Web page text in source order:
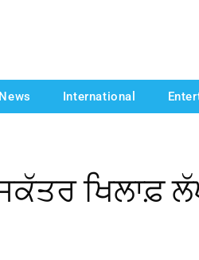
International
ਖਿਲਾਫ਼